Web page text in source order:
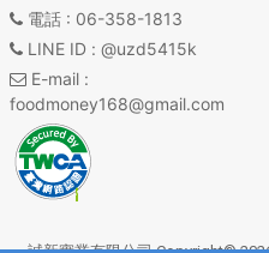
電話: 06-358-1813
LINE ID : @uzd5415k
E-mail:
foodmoney168@gmail.com